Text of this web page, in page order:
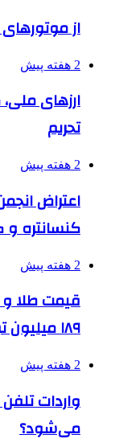
از
2 هفته پیش
ارزهای
تحریم
2 هفته پیش
اعتراض
کنسانتره و
2 هفته پیش
قیمت طلا و
۱۸۹ میلیون تومان
2 هفته پیش
واردات
می‌شود؟